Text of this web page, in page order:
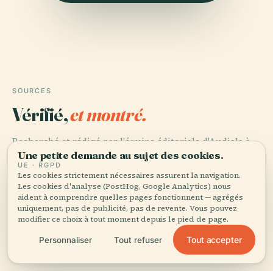
SOURCES
Vérifié,et montré.
Recherché et rédigé par l'équipe éditoriale d'Audiala à
partir d'archives historiques, d'archives architecturales
et de connaissances locales.
Dernière révision : April 2026
Nakheel Tower Dubai: Vision, Design, and Legacy of the
Unbuilt Mega Skyscraper, 2025, e-architect
Une petite demande au sujet des cookies.
UE · RGPD
Les cookies strictement nécessaires assurent la navigation.
Les cookies d'analyse (PostHog, Google Analytics) nous
aident à comprendre quelles pages fonctionnent — agrégés
uniquement, pas de publicité, pas de revente. Vous pouvez
modifier ce choix à tout moment depuis le pied de page.
Personnaliser Tout refuser Tout accepter